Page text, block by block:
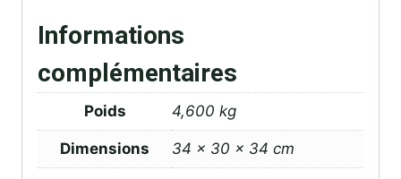
Informations
complémentaires
Poids 4,600 kg
Dimensions 34 × 30 × 34 cm